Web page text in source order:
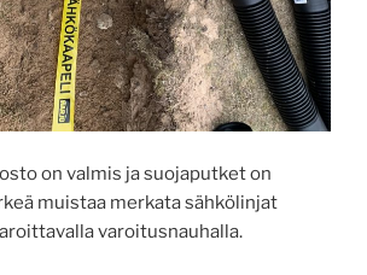
on valmis ja suojaputket on
muistaa merkata sähkölinjat
varoitusnauhalla.